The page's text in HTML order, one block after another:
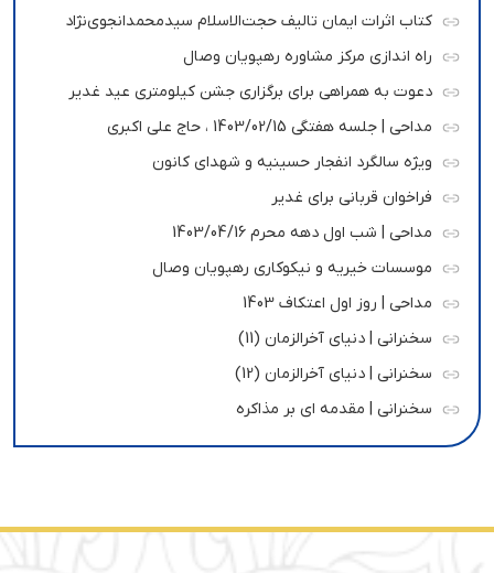
کتاب اثرات ایمان تالیف حجت‌الاسلام سیدمحمدانجوی‌نژاد
راه اندازی مرکز مشاوره رهپویان وصال
دعوت به همراهی برای برگزاری جشن کیلومتری عید غدیر
مداحی | جلسه هفتگی 1403/02/15 ، حاج علی اکبری
ویژه سالگرد انفجار حسینیه و شهدای کانون
فراخوان قربانی برای غدیر
مداحی | شب اول دهه محرم 1403/04/16
موسسات خیریه و نیکوکاری رهپویان وصال
مداحی | روز اول اعتکاف 1403
سخنرانی | دنیای آخرالزمان (11)
سخنرانی | دنیای آخرالزمان (12)
سخنرانی | مقدمه ای بر مذاکره